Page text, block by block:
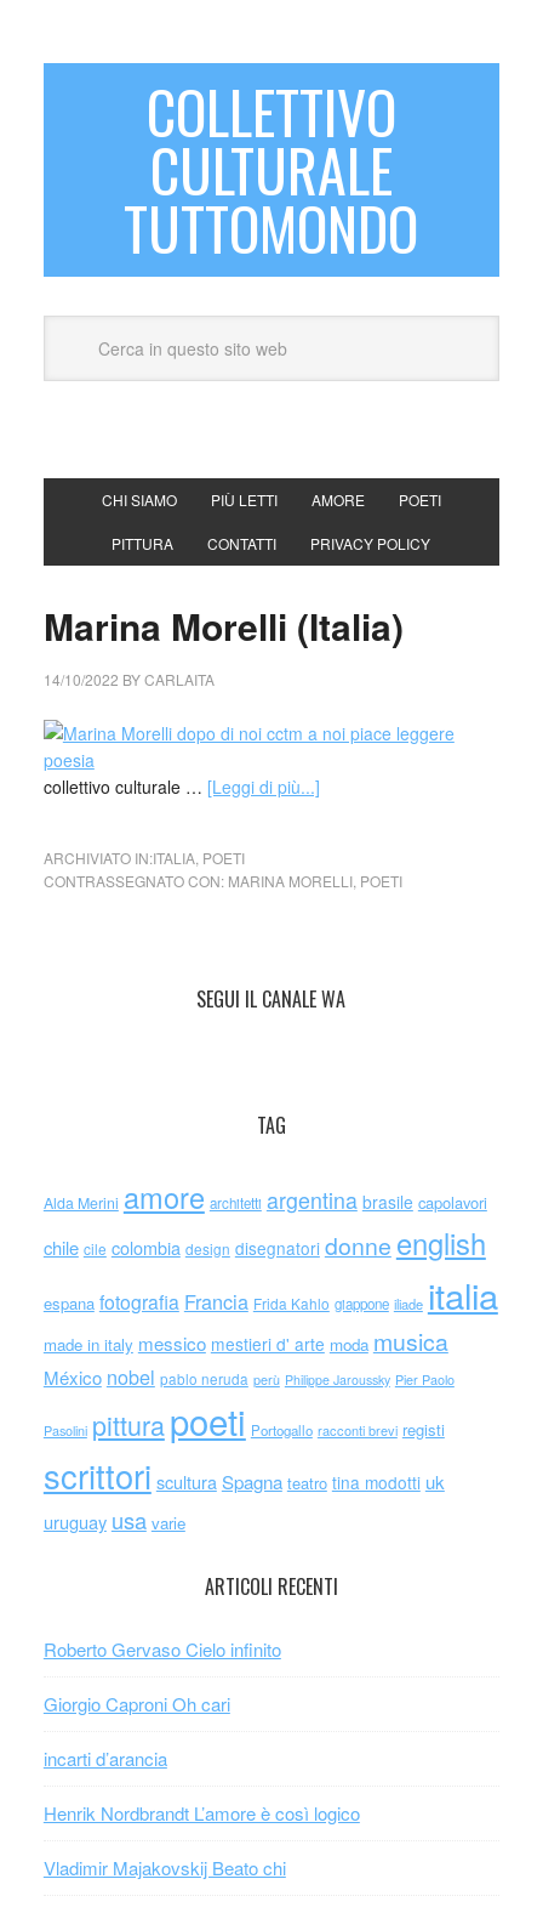
COLLETTIVO
CULTURALE
TUTTOMONDO
CHI SIAMO PIÙ LETTI AMORE POETI
PITTURA CONTATTI PRIVACY POLICY
Marina Morelli (Italia)
14/10/2022 BYCARLAITA
collettivo culturale … [Leggi di più...]
ARCHIVIATO IN:ITALIA, POETI
CONTRASSEGNATO CON: MARINA MORELLI, POETI
SEGUI IL CANALE WA
TAG
Alda Merini amore architetti argentina brasile capolavori
chile cile colombia design disegnatori donne english
espana fotografia Francia Frida Kahlo giappone iliade italia
made in italy messico mestieri d' arte moda musica
México nobel pablo neruda perù Philippe Jaroussky Pier Paolo
Pasolini pitturapoeti Portogallo racconti brevi registi
scrittori scultura Spagna teatro tina modotti uk
uruguay usa varie
ARTICOLI RECENTI
Roberto Gervaso Cielo infinito
Giorgio Caproni Oh cari
incarti d’arancia
Henrik Nordbrandt L’amore è così logico
Vladimir Majakovskij Beato chi